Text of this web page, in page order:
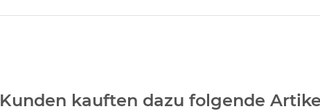
Kunden kauften dazu folgende